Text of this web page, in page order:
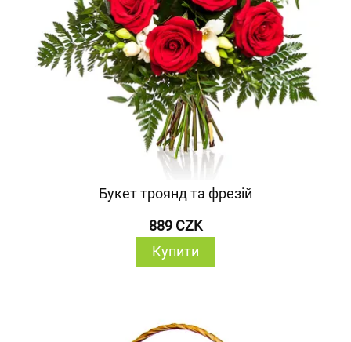
Букет троянд та фрезій
889 CZK
Купити